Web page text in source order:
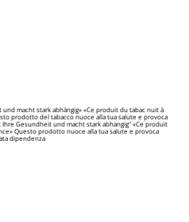
macht stark abhängig» «Ce produit du tabac nuit à
prodotto del tabacco nuoce alla tua salute e provoca
Gesundheit und macht stark abhangig" «Ce produit
Questo prodotto nuoce alla tua salute e provoca
dipendenza